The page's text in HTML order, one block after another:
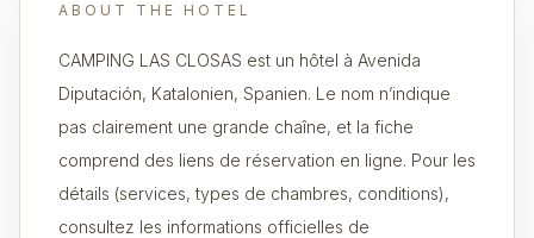
ABOUT THE HOTEL
CAMPING LAS CLOSAS est un hôtel à Avenida
Diputación, Katalonien, Spanien. Le nom n’indique
pas clairement une grande chaîne, et la fiche
comprend des liens de réservation en ligne. Pour les
détails (services, types de chambres, conditions),
consultez les informations officielles de